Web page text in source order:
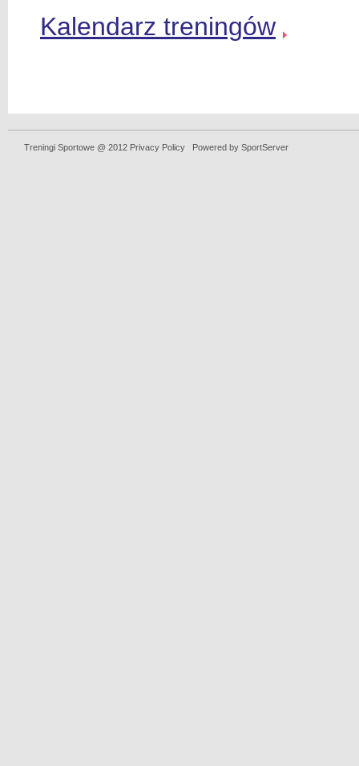
Kalendarz treningów
Treningi Sportowe @ 2012 Privacy Policy Powered by SportServer